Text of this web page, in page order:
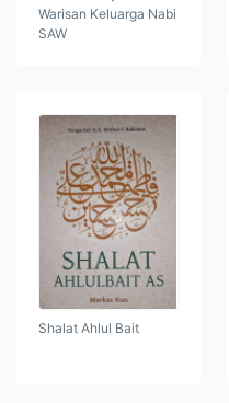
Warisan Keluarga Nabi
SAW
Shalat Ahlul Bait